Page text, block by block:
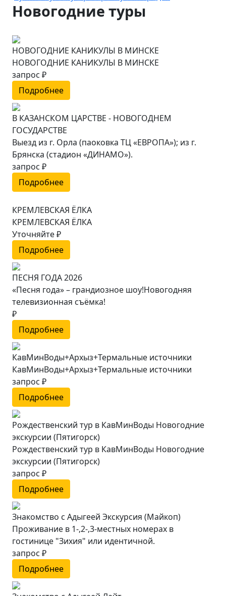
Новогодние туры
НОВОГОДНИЕ КАНИКУЛЫ В МИНСКЕ
НОВОГОДНИЕ КАНИКУЛЫ В МИНСКЕ
запрос ₽
Подробнее
В КАЗАНСКОМ ЦАРСТВЕ - НОВОГОДНЕМ
ГОСУДАРСТВЕ
Выезд из г. Орла (паоковка ТЦ «ЕВРОПА»); из г.
Брянска (стадион «ДИНАМО»).
запрос ₽
Подробнее
КРЕМЛЕВСКАЯ ЁЛКА
КРЕМЛЕВСКАЯ ЁЛКА
Уточняйте ₽
Подробнее
ПЕСНЯ ГОДА 2026
«Песня года» – грандиозное шоу!Новогодняя
телевизионная съёмка!
₽
Подробнее
КавМинВоды+Архыз+Термальные источники
КавМинВоды+Архыз+Термальные источники
запрос ₽
Подробнее
Рождественский тур в КавМинВоды Новогодние
экскурсии (Пятигорск)
Рождественский тур в КавМинВоды Новогодние
экскурсии (Пятигорск)
запрос ₽
Подробнее
Знакомство с Адыгеей Экскурсия (Майкоп)
Проживание в 1-,2-,3-местных номерах в
гостинице "Зихия" или идентичной.
запрос ₽
Подробнее